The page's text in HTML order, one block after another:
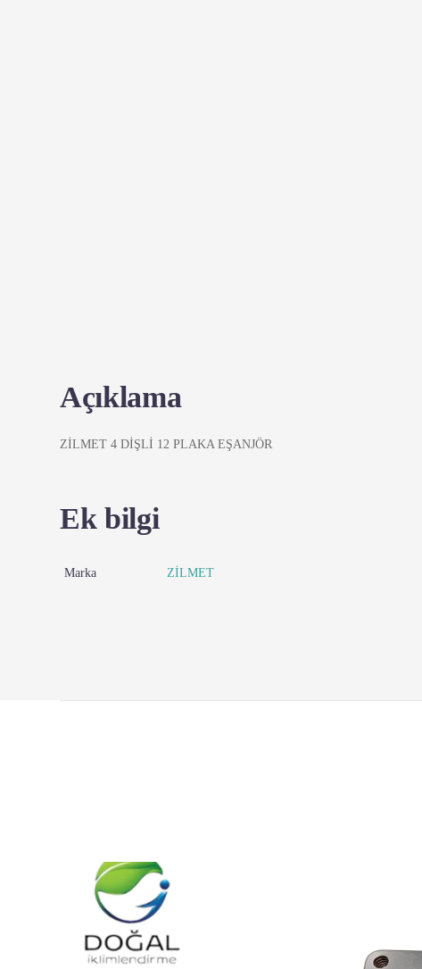
Açıklama
ZİLMET 4 DİŞLİ 12 PLAKA EŞANJÖR
Ek bilgi
Marka ZİLMET